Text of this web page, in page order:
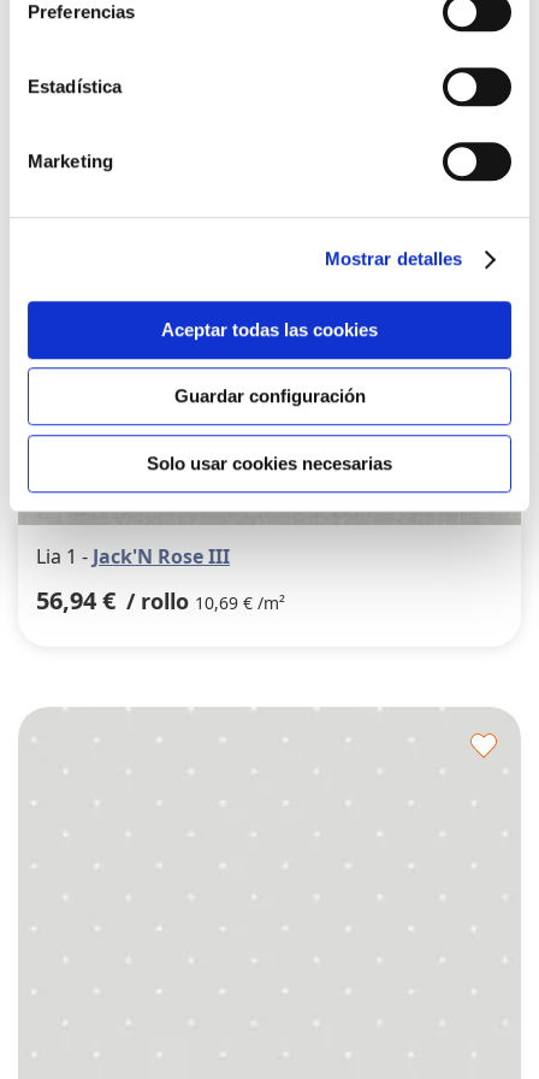
Cookiesaquí
Preferencias
Estadística
Marketing
Mostrar detalles
Aceptar todas las cookies
Guardar configuración
Solo usar cookies necesarias
los
Lia 1 - Jack'N Rose III
56,94 € / rollo 10,69 € /m²